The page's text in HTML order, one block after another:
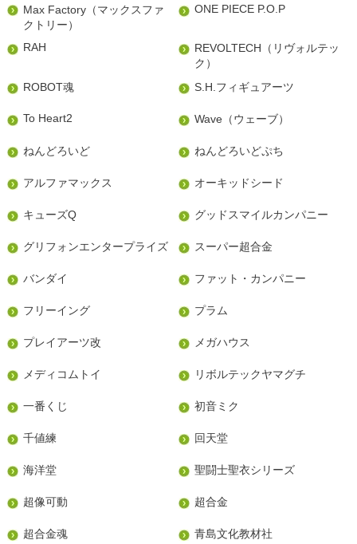
Max Factory（マックスファ
クトリー）
ONE PIECE P.O.P
RAH
REVOLTECH（リヴォルテッ
ク）
ROBOT魂
S.H.フィギュアーツ
To Heart2 Wave（ウェーブ）
ねんどろいど ねんどろいどぷち
アルファマックス オーキッドシード
キューズQ グッドスマイルカンパニー
グリフォンエンタープライズ スーパー超合金
バンダイ ファット・カンパニー
フリーイング プラム
プレイアーツ改 メガハウス
メディコムトイ リボルテックヤマグチ
一番くじ 初音ミク
千値練 回天堂
海洋堂 聖闘士聖衣シリーズ
超像可動 超合金
超合金魂 青島文化教材社